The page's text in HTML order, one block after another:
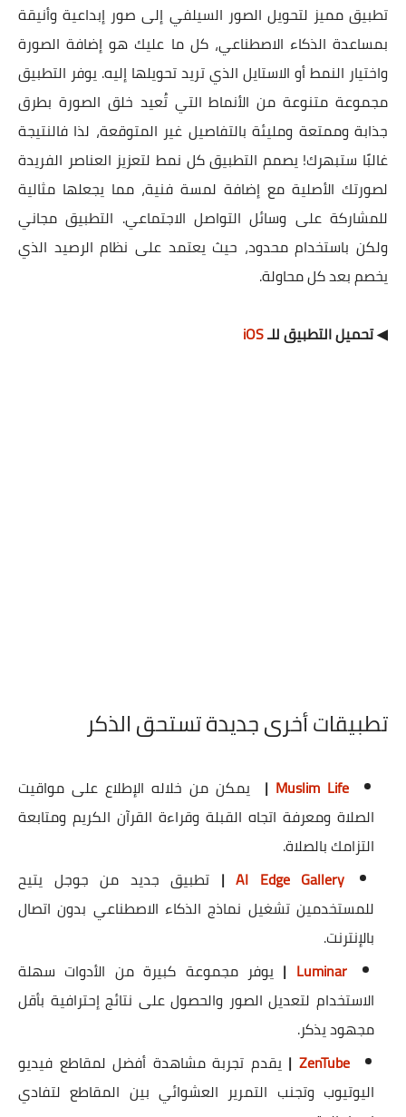
تطبيق مميز لتحويل الصور السيلفي إلى صور إبداعية وأنيقة
بمساعدة الذكاء الاصطناعي، كل ما عليك هو إضافة الصورة
واختيار النمط أو الاستايل الذي تريد تحويلها إليه. يوفر التطبيق
مجموعة متنوعة من الأنماط التي تُعيد خلق الصورة بطرق
جذابة وممتعة ومليئة بالتفاصيل غير المتوقعة، لذا فالنتيجة
غالبًا ستبهرك! يصمم التطبيق كل نمط لتعزيز العناصر الفريدة
لصورتك الأصلية مع إضافة لمسة فنية، مما يجعلها مثالية
للمشاركة على وسائل التواصل الاجتماعي. التطبيق مجاني
ولكن باستخدام محدود، حيث يعتمد على نظام الرصيد الذي
يخصم بعد كل محاولة.
◀ تحميل التطبيق للـiOS
تطبيقات أخرى جديدة تستحق الذكر
Muslim Life
| يمكن من خلاله الإطلاع على مواقيت
الصلاة ومعرفة اتجاه القبلة وقراءة القرآن الكريم ومتابعة
التزامك بالصلاة.
AI Edge Gallery
| تطبيق جديد من جوجل يتيح
للمستخدمين تشغيل نماذج الذكاء الاصطناعي بدون اتصال
بالإنترنت.
Luminar
| يوفر مجموعة كبيرة من الأدوات سهلة
الاستخدام لتعديل الصور والحصول على نتائج إحترافية بأقل
مجهود يذكر.
ZenTube
| يقدم تجربة مشاهدة أفضل لمقاطع فيديو
اليوتيوب وتجنب التمرير العشوائي بين المقاطع لتفادي